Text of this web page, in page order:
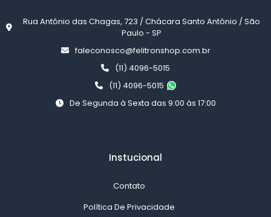
Rua Antônio das Chagas, 723 / Chácara Santo Antônio / São
Paulo - SP
faleconosco@felitronshop.com.br
(11) 4096-5015
(11) 4096-5015
De Segunda à Sexta das 9:00 às 17:00
Instucional
Contato
Política De Privacidade